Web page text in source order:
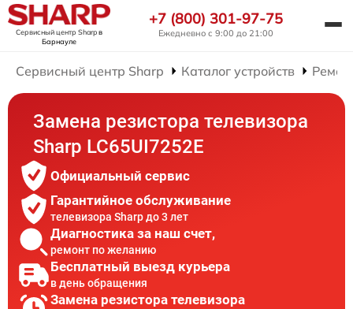
Сервисный центр Sharpв
Барнауле
+7 (800) 301-97-75
Ежедневно с 9:00 до 21:00
Сервисный центр Sharp Каталог устройств
Замена резистора телевизора
Sharp LC65UI7252E
Официальный сервис
Гарантийное обслуживание
телевизора Sharp до 3 лет
Диагностика за наш счет,
ремонт по желанию
Бесплатный выезд курьера
в день обращения
Замена резистора телевизора